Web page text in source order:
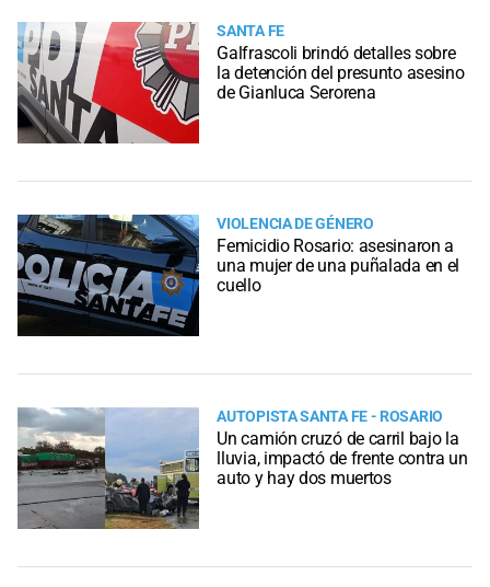
SANTA FE
Galfrascoli brindó detalles sobre
la detención del presunto asesino
de Gianluca Serorena
VIOLENCIA DE GÉNERO
Femicidio Rosario: asesinaron a
una mujer de una puñalada en el
cuello
AUTOPISTA SANTA FE - ROSARIO
Un camión cruzó de carril bajo la
lluvia, impactó de frente contra un
auto y hay dos muertos